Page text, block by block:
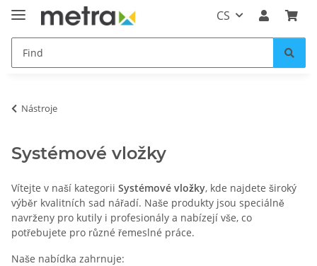
CS
Nástroje
Systémové vložky
Vítejte v naší kategorii Systémové vložky, kde najdete široký
výběr kvalitních sad nářadí. Naše produkty jsou speciálně
navrženy pro kutily i profesionály a nabízejí vše, co
potřebujete pro různé řemeslné práce.
Naše nabídka zahrnuje: